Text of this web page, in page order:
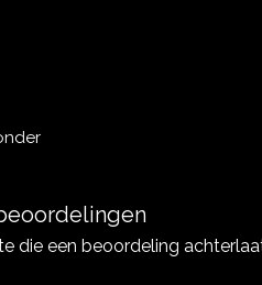
die een beoordeling